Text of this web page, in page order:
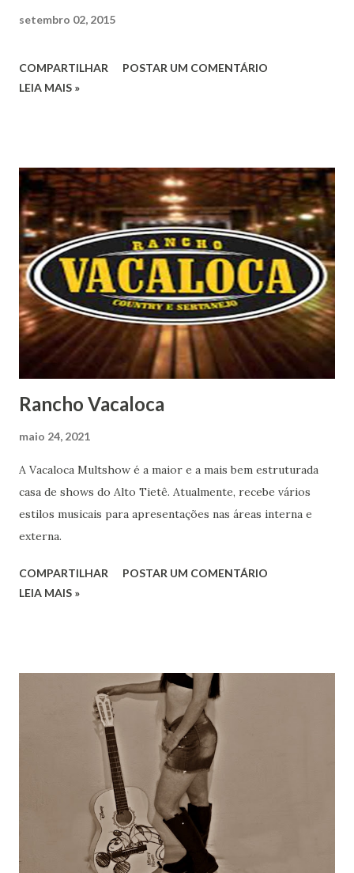
setembro 02, 2015
COMPARTILHAR
POSTAR UM COMENTÁRIO
LEIA MAIS »
Rancho Vacaloca
maio 24, 2021
A Vacaloca Multshow é a maior e a mais bem estruturada
casa de shows do Alto Tietê. Atualmente, recebe vários
estilos musicais para apresentações nas áreas interna e
externa.
COMPARTILHAR
POSTAR UM COMENTÁRIO
LEIA MAIS »